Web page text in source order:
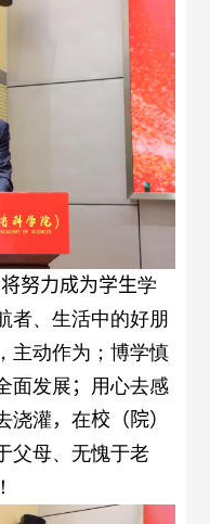
努力成为学生学
者、生活中的好朋
主动作为；博学慎
面发展； 用心去感
浇灌 ，在校（院）
父母、无愧于老